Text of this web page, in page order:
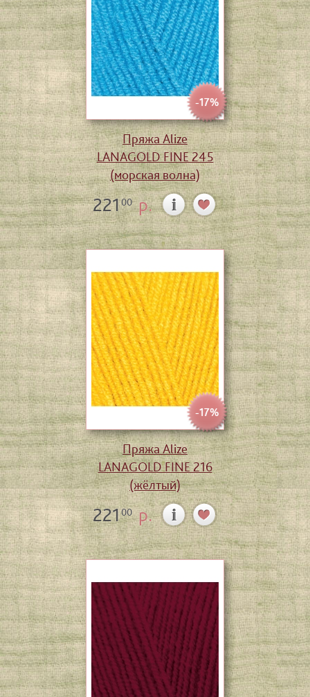
-17%
Пряжа Alize
LANAGOLD FINE 245
(морская волна)
22100р.
-17%
Пряжа Alize
LANAGOLD FINE 216
(жёлтый)
22100р.